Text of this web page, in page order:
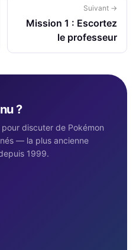
Suivant →
Mission 1 : Escortez
le professeur
?
discuter de Pokémon
— la plus ancienne
1999.